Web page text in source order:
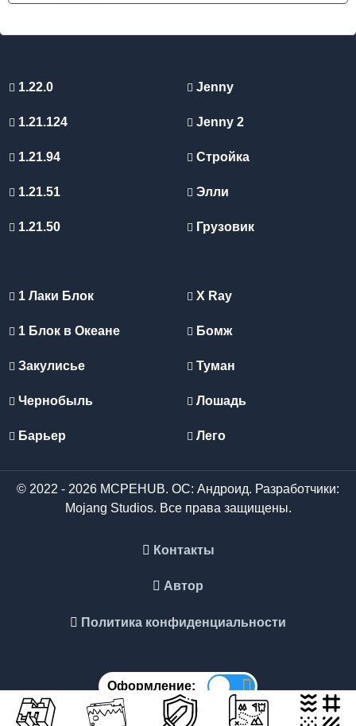
1.22.0
1.21.124
1.21.94
1.21.51
1.21.50
Jenny
Jenny 2
Стройка
Элли
Грузовик
1 Лаки Блок
1 Блок в Океане
Закулисье
Чернобыль
Барьер
X Ray
Бомж
Туман
Лошадь
Лего
© 2022 - 2026 MCPEHUB. ОС: Андроид. Разработчики:
Mojang Studios. Все права защищены.
Контакты
Автор
Политика конфиденциальности
Оформление: